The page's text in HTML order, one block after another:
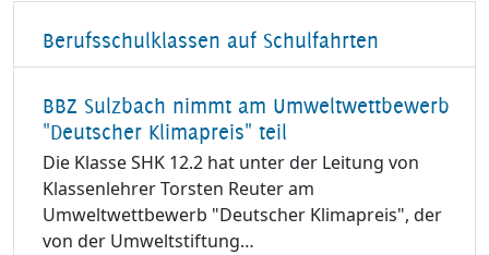
Berufsschulklassen auf Schulfahrten
BBZ Sulzbach nimmt am Umweltwettbewerb
"Deutscher Klimapreis" teil
Die Klasse SHK 12.2 hat unter der Leitung von
Klassenlehrer Torsten Reuter am
Umweltwettbewerb "Deutscher Klimapreis", der
von der Umweltstiftung…